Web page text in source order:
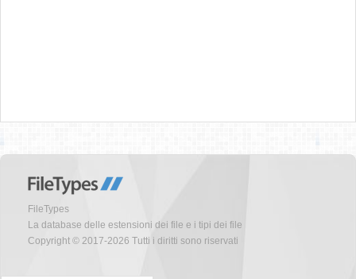
FileTypes
La database delle estensioni dei file e i tipi dei file
Copyright © 2017-2026 Tutti i diritti sono riservati